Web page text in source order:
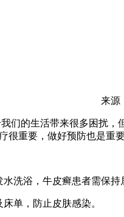
来源
的生活带来很多困扰，
很重要，做好预防也是重
浴，牛皮癣患者需保持
单，防止皮肤感染。